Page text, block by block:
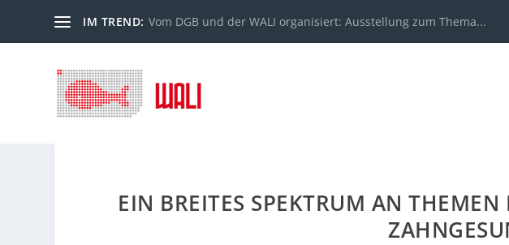
IM TREND: Vom DGB und der WALI organisiert: Ausstellung zum Thema...
EIN BREITES SPEKTRUM AN